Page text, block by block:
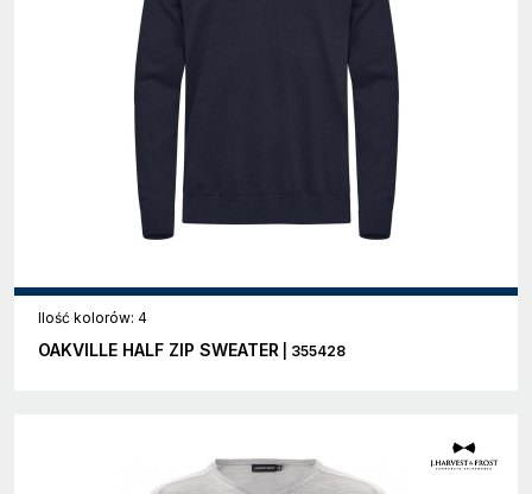
Ilość kolorów: 4
OAKVILLE HALF ZIP SWEATER | 355428